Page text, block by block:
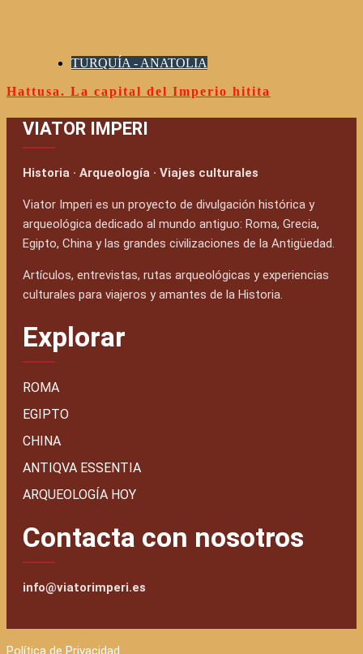
TURQUÍA - ANATOLIA
Hattusa. La capital del Imperio hitita
VIATOR IMPERI
Historia · Arqueología · Viajes culturales
Viator Imperi es un proyecto de divulgación histórica y
arqueológica dedicado al mundo antiguo: Roma, Grecia,
Egipto, China y las grandes civilizaciones de la Antigüedad.
Artículos, entrevistas, rutas arqueológicas y experiencias
culturales para viajeros y amantes de la Historia.
Explorar
ROMA
EGIPTO
CHINA
ANTIQVA ESSENTIA
ARQUEOLOGÍA HOY
Contacta con nosotros
info@viatorimperi.es
Política de Privacidad